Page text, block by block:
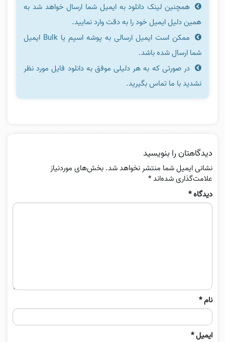
همچنین لینک دانلود به ایمیل شما ارسال خواهد شد به
همین دلیل ایمیل خود را به دقت وارد نمایید.
ممکن است ایمیل ارسالی به پوشه اسپم یا Bulk ایمیل
شما ارسال شده باشد.
در صورتی که به هر دلیلی موفق به دانلود فایل مورد نظر
نشدید با ما تماس بگیرید.
دیدگاهتان را بنویسید
نشانی ایمیل شما منتشر نخواهد شد. بخش‌های موردنیاز
علامت‌گذاری شده‌اند*
دیدگاه*
نام*
ایمیل*